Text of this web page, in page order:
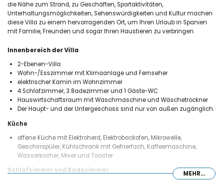
die Nähe zum Strand, zu Geschäften, Sportaktivitäten,
Unterhaltungsmöglichkeiten, Sehenswürdigkeiten und Kultur machen
diese Villa zu einem hervorragenden Ort, um Ihren Urlaub in Spanien
mit Familie, Freunden und sogar Ihren Haustieren zu verbringen.
Innenbereich der Villa
2-Ebenen-Villa
Wohn-/Esszimmer mit Klimaanlage und Fernseher
elektrischer Kamin im Wohnzimmer
4 Schlafzimmer, 3 Badezimmer und 1 Gäste-WC
Hauswirtschaftsraum mit Waschmaschine und Wäschetrockner
Der Haupt- und der Untergeschoss sind nur von außen zugänglich.
Küche
offene Küche mit Elektroherd, Elektrobackofen, Mikrowelle,
Geschirrspüler, Kühlschrank mit Gefrierfach, Kaffeemaschine,
Wasserkocher, Mixer und Toaster
Schlafzimmer und Badezimmer
MEHR...